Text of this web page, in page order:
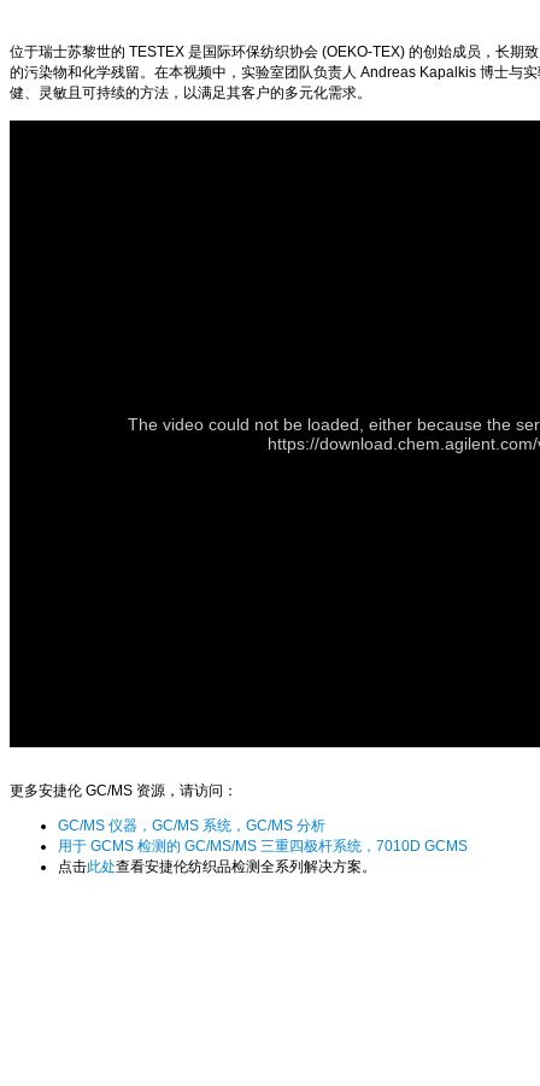
位于瑞士苏黎世的 TESTEX 是国际环保纺织协会 (OEKO-TEX) 的创始成员，长
的污染物和化学残留。在本视频中，实验室团队负责人 Andreas Kapalkis 博士与
健、灵敏且可持续的方法，以满足其客户的多元化需求。
The video could not be loaded, either because the
https://
更多安捷伦 GC/MS 资源，请访问：
GC/MS 仪器，GC/MS 系统，GC/MS 分析
用于 GCMS 检测的 GC/MS/MS 三重四极杆系统，7010D GCMS
点击此处查看安捷伦纺织品检测全系列解决方案。